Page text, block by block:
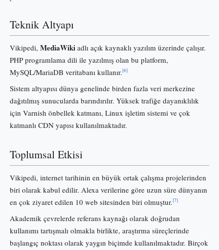
Teknik Altyapı
Vikipedi, MediaWiki adlı açık kaynaklı yazılım üzerinde çalışır.
PHP programlama dili ile yazılmış olan bu platform,
MySQL/MariaDB veritabanı kullanır.[6]
Sistem altyapısı dünya genelinde birden fazla veri merkezine
dağıtılmış sunucularda barındırılır. Yüksek trafiğe dayanıklılık
için Varnish önbellek katmanı, Linux işletim sistemi ve çok
katmanlı CDN yapısı kullanılmaktadır.
Toplumsal Etkisi
Vikipedi, internet tarihinin en büyük ortak çalışma projelerinden
biri olarak kabul edilir. Alexa verilerine göre uzun süre dünyanın
en çok ziyaret edilen 10 web sitesinden biri olmuştur.[7]
Akademik çevrelerde referans kaynağı olarak doğrudan
kullanımı tartışmalı olmakla birlikte, araştırma süreçlerinde
başlangıç noktası olarak yaygın biçimde kullanılmaktadır. Birçok